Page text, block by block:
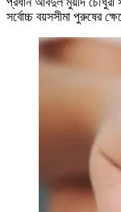
সর্বোচ্চ বয়সসীমা পুরুষের